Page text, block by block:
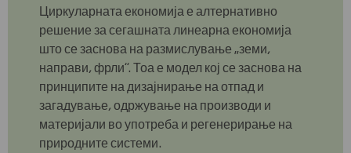
Циркуларната економија е алтернативно
решение за сегашната линеарна економија
што се заснова на размислување „земи,
направи, фрли“. Тоа е модел кој се заснова на
принципите на дизајнирање на отпад и
загадување, одржување на производи и
материјали во употреба и регенерирање на
природните системи.